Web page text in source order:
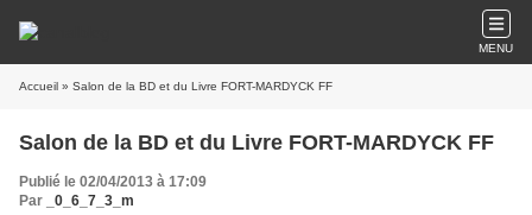
MENU
Accueil » Salon de la BD et du Livre FORT-MARDYCK FF
Salon de la BD et du Livre FORT-MARDYCK FF
Publié le 02/04/2013 à 17:09
Par
_0_6_7_3_m